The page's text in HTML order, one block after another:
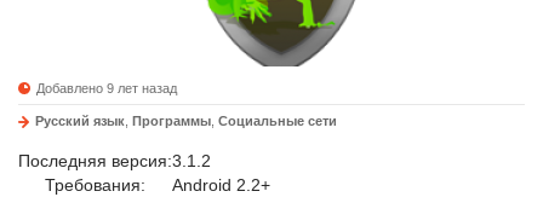
Добавлено 9 лет назад
Русский язык Программы Социальные сети
Последняя версия:3.1.2
Требования:
Android 2.2+